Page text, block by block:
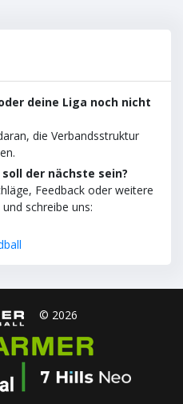
deine Liga noch nicht
die Verbandsstruktur
der nächste sein?
Feedback oder weitere
schreibe uns:
© 2026